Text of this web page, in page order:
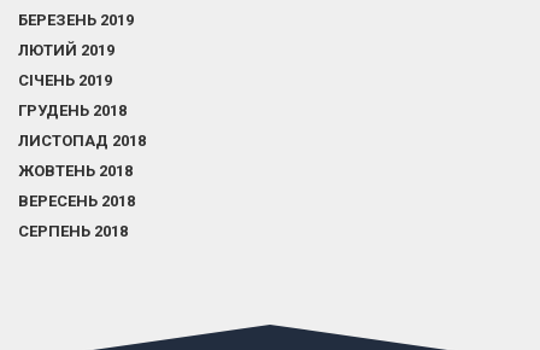
БЕРЕЗЕНЬ 2019
ЛЮТИЙ 2019
СІЧЕНЬ 2019
ГРУДЕНЬ 2018
ЛИСТОПАД 2018
ЖОВТЕНЬ 2018
ВЕРЕСЕНЬ 2018
СЕРПЕНЬ 2018